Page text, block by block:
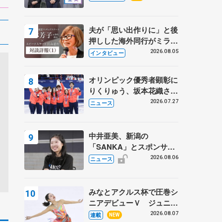
部科学省スポーツ表彰
式】
夫が「思い出作りに」と後
押しした海外同行がミラノ
まで… 繁華街のリンクで
に 小林芳子さんが振り返
るスケート人生
インタビュー 2026.08.05
オリンピック優秀者顕彰に
りくりゅう、坂本花織さ
ん、団体メンバーら 8月
園子らコーチも
ニュース 2026.07.27
中井亜美、新潟の
「SANKA」とスポンサー
契約 「全力で応援」とコ
ニュース 2026.08.06
みなとアクルス杯で圧巻シ
ニアデビューＶ ジュニア
で４シーズン無敗の島田麻
連載 NEW 2026.08.07